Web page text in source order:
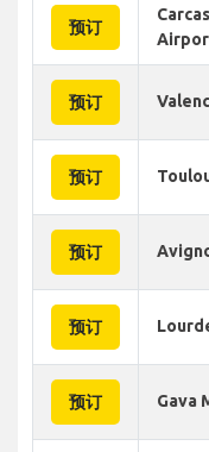
预订
预订
预订
预订
预订
预订 Gava